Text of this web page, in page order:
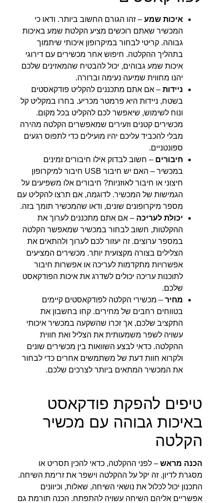
איכות שמע – זהו הגורם החשוב ביותר. ודאו כי
המכשיר שאתם רוכשים מציע הקלטת שמע באיכות
גבוהה. קריטי לבחור במיקרופון איכותי שיתמוך
בתהליך ההקלטה. חיפוש אחר מכשירים עם דירוגי
איכות שמע גבוהים, יכול להבטיח שהמאזינים שלכם
יהנו מחווית שמיעה נעימה וברורה.
ניידות – אם אתם מתכננים להקליט פודקאסטים
בשטח, ניידות היא פרמטר מכריע. בחרו במקליט קל
ונוח לשימוש, שיאפשר לכם להקליט בכל מקום.
מכשירים קטנים וזעירים שמאפשרים הקלטה מהירה
מבלי להכביד עליכם יהיו מועילים כדי לתפוס רגעים
ספונטניים.
חיבורים – חשוב לבדוק אילו חיבורים זמינים
במכשיר – האם יש חיבור USB חיבור למיקרופון
חיצוני או חיבור לאוזניות? חיבורים אלו משפיעים על
הגמישות של המכשיר. לדוגמה, אם תרצו להקליט עם
מספר מיקרופונים שונים, ודאו שהמכשיר תומך בזה.
יכולת לעריכה – אם אתם מתכננים לערוך את
ההקלטות, חשוב לבחור במכשיר שמאפשר הקלטה
במספר ערוצים. זה יעזור לכם לערוך ולהתאים את
הצלילים בצורה מקצועית יותר. מכשירים המציעים
אפשרויות מתקדמות לעריכה או אפשרות חיבור
לתוכנות עריכה יכולים לשדרג את איכות הפודקאסט
שלכם.
מחיר – מכשירי הקלטה לפודקאסטים קיימים
בטווחים רחבים של מחירים. קחו בחשבון את
התקציב שלכם, אך זכרו שהשקעה במכשיר איכותי
עשויה לשפר משמעותית את הצליל ואת חווית
ההקלטה. כדאי לבצע השוואות בין מכשירים שונים
ולקרוא חוות דעת של משתמשים אחרים כדי לבחור
את המכשיר המתאים ביותר לצרכים שלכם.
טיפים להפקת פודקאסט
באיכות גבוהה עם מכשיר
הקלטה
הכנה מראש – לפני ההקלטה, כדאי להכין תסריט או
מסגרת לדיון. זה יקל על ההקלטה וישפר את זרימת השיחה.
התכנון יכול לכלול את נושאי השיחה, שאלות, וכיוונים
אפשריים אליהם השיחה עשויה להתפתח. הכנה תורמת גם